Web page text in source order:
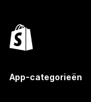
App-categorieën